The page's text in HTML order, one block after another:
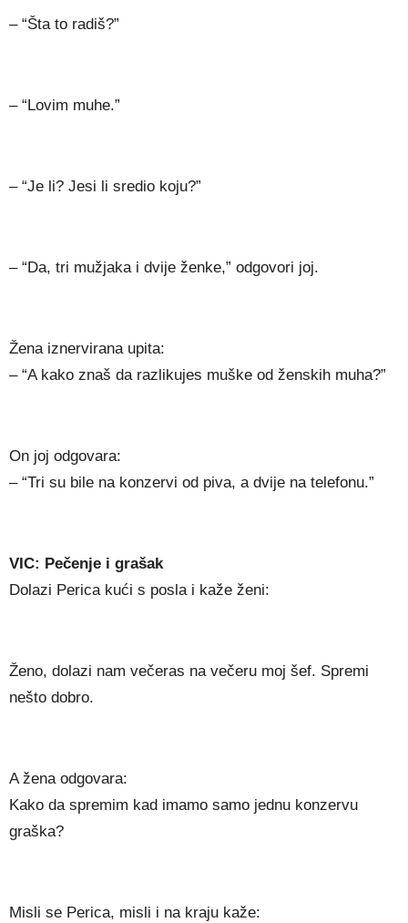
– “Šta to radiš?”
– “Lovim muhe.”
– “Je li? Jesi li sredio koju?”
– “Da, tri mužjaka i dvije ženke,” odgovori joj.
Žena iznervirana upita:
– “A kako znaš da razlikujes muške od ženskih muha?”
On joj odgovara:
– “Tri su bile na konzervi od piva, a dvije na telefonu.”
VIC: Pečenje i grašak
Dolazi Perica kući s posla i kaže ženi:
Ženo, dolazi nam večeras na večeru moj šef. Spremi
nešto dobro.
A žena odgovara:
Kako da spremim kad imamo samo jednu konzervu
graška?
Misli se Perica, misli i na kraju kaže: